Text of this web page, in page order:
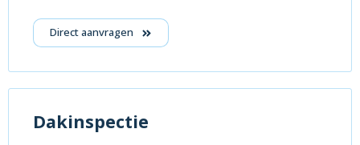
Direct aanvragen
Dakinspectie